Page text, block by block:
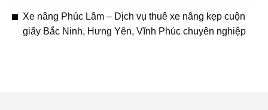
Xe nâng Phúc Lâm – Dịch vụ thuê xe nâng kẹp cuộn
giấy Bắc Ninh, Hưng Yên, Vĩnh Phúc chuyên nghiệp